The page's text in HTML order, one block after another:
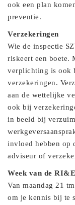
ook een plan
preventie.
Verzekeringen
Wie de inspectie
riskeert een boete.
verplichting is ook
verzekeringen.
aan de wettelijke
ook bij
in beeld bij
invloed hebben op
adviseur of
Week van de RI&E
Van maandag 21
om je kennis bij te